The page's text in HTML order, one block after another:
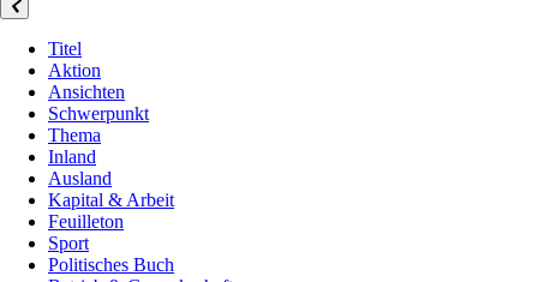
Titel
Aktion
Ansichten
Schwerpunkt
Thema
Inland
Ausland
Kapital & Arbeit
Feuilleton
Sport
Politisches Buch